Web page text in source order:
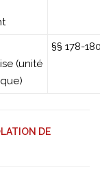
(unité
§§ 178-
DE